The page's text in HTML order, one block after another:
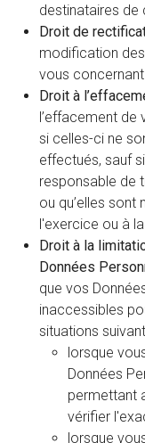
destinataires de
Droit de
modification
vous concernant
Droit à
l’effacement de
si celles-ci ne
effectués, sauf
responsable de
ou qu’elles
l'exercice ou à
Droit à la
Données
que vos
inaccessibles
situations
lorsque
Données
permettant
vérifier
lorsque